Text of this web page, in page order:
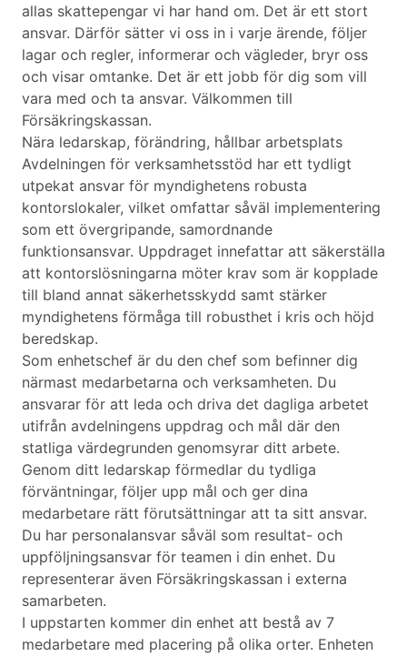
allas skattepengar vi har hand om. Det är ett stort
ansvar. Därför sätter vi oss in i varje ärende, följer
lagar och regler, informerar och vägleder, bryr oss
och visar omtanke. Det är ett jobb för dig som vill
vara med och ta ansvar. Välkommen till
Försäkringskassan.
Nära ledarskap, förändring, hållbar arbetsplats
Avdelningen för verksamhetsstöd har ett tydligt
utpekat ansvar för myndighetens robusta
kontorslokaler, vilket omfattar såväl implementering
som ett övergripande, samordnande
funktionsansvar. Uppdraget innefattar att säkerställa
att kontorslösningarna möter krav som är kopplade
till bland annat säkerhetsskydd samt stärker
myndighetens förmåga till robusthet i kris och höjd
beredskap.
Som enhetschef är du den chef som befinner dig
närmast medarbetarna och verksamheten. Du
ansvarar för att leda och driva det dagliga arbetet
utifrån avdelningens uppdrag och mål där den
statliga värdegrunden genomsyrar ditt arbete.
Genom ditt ledarskap förmedlar du tydliga
förväntningar, följer upp mål och ger dina
medarbetare rätt förutsättningar att ta sitt ansvar.
Du har personalansvar såväl som resultat- och
uppföljningsansvar för teamen i din enhet. Du
representerar även Försäkringskassan i externa
samarbeten.
I uppstarten kommer din enhet att bestå av 7
medarbetare med placering på olika orter. Enheten